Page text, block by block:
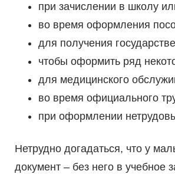
при зачислении в школу
во время оформления
для получения
чтобы оформить ряд
для медицинского
во время официального
при оформлении
Нетрудно догадаться, что у
документ – без него в учебное